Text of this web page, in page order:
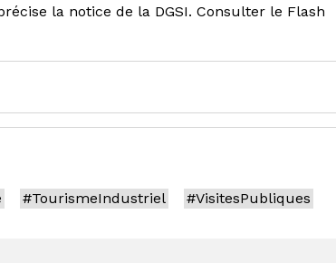
la notice de la DGSI. Consulter le Flash
#TourismeIndustriel #VisitesPubliques